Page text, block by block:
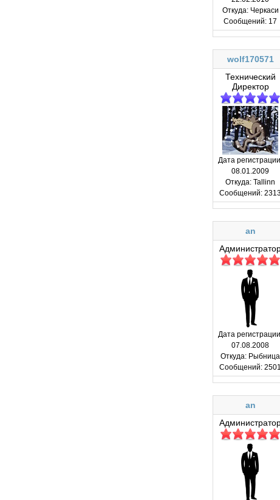
Откуда:Черкаси
Сообщений: 17
wolf170571
Технический
Директор
Дата
08.01.2009
Откуда: Tallinn
Сообщений:
an
Дата
07.08.2008
Откуда: Рыбница
Сообщений: 2501
an